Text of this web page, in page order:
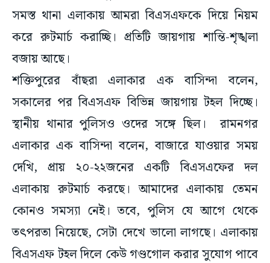
সমস্ত থানা এলাকায় আমরা বিএসএফকে দিয়ে নিয়ম
করে রুটমার্চ করাচ্ছি। প্রতিটি জায়গায় শান্তি-শৃঙ্খলা
বজায় আছে।
শক্তিপুরের বাঁছরা এলাকার এক বাসিন্দা বলেন,
সকালের পর বিএসএফ বিভিন্ন জায়গায় টহল দিচ্ছে।
স্থানীয় থানার পুলিসও ওদের সঙ্গে ছিল। রামনগর
এলাকার এক বাসিন্দা বলেন, বাজারে যাওয়ার সময়
দেখি, প্রায় ২০-২২জনের একটি বিএসএফের দল
এলাকায় রুটমার্চ করছে। আমাদের এলাকায় তেমন
কোনও সমস্যা নেই। তবে, পুলিস যে আগে থেকে
তৎপরতা নিয়েছে, সেটা দেখে ভালো লাগছে। এলাকায়
বিএসএফ টহল দিলে কেউ গণ্ডগোল করার সুযোগ পাবে